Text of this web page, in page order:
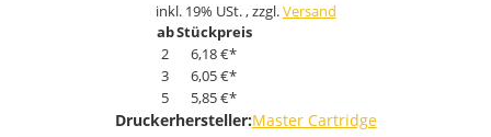
inkl. 19% USt. , zzgl.Versand
abStückpreis
2
6,18 €*
3
6,05 €*
5
5,85 €*
Druckerhersteller:Master Cartridge